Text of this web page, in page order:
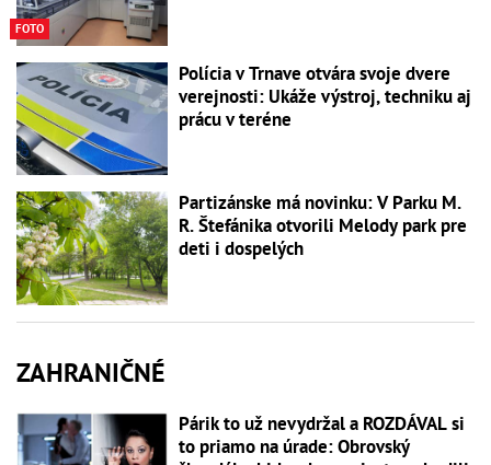
FOTO
Polícia v Trnave otvára svoje dvere
verejnosti: Ukáže výstroj, techniku aj
prácu v teréne
Partizánske má novinku: V Parku M.
R. Štefánika otvorili Melody park pre
deti i dospelých
ZAHRANIČNÉ
Párik to už nevydržal a ROZDÁVAL si
to priamo na úrade: Obrovský